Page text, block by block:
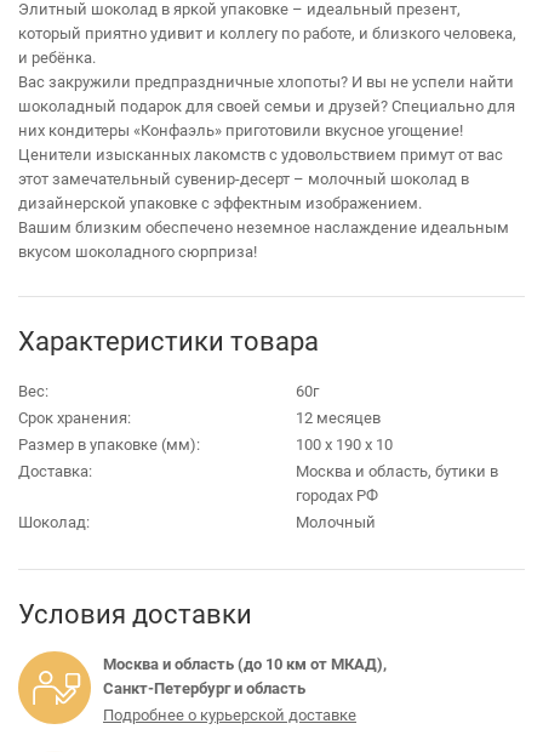
Элитный шоколад в яркой упаковке – идеальный презент,
который приятно удивит и коллегу по работе, и близкого человека,
и ребёнка.
Вас закружили предпраздничные хлопоты? И вы не успели найти
шоколадный подарок для своей семьи и друзей? Специально для
них кондитеры «Конфаэль» приготовили вкусное угощение!
Ценители изысканных лакомств с удовольствием примут от вас
этот замечательный сувенир-десерт – молочный шоколад в
дизайнерской упаковке с эффектным изображением.
Вашим близким обеспечено неземное наслаждение идеальным
вкусом шоколадного сюрприза!
Характеристики товара
Вес:
60г
Срок хранения:
12 месяцев
Размер в упаковке (мм):
100 х 190 х 10
Доставка:
Москва и область, бутики в
городах РФ
Шоколад:
Молочный
Условия доставки
Москва и область (до 10 км от МКАД),
Санкт-Петербург и область
Подробнее о курьерской доставке